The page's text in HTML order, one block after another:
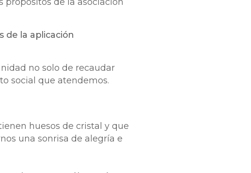
de la aplicación
no solo de recaudar
social que atendemos.
huesos de cristal y que
una sonrisa de alegría e